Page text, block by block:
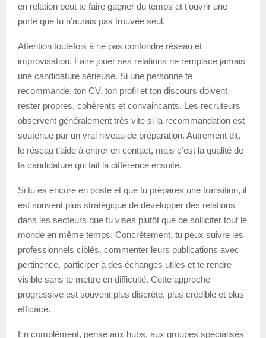
en relation peut te faire gagner du temps et t’ouvrir une
porte que tu n’aurais pas trouvée seul.
Attention toutefois à ne pas confondre réseau et
improvisation. Faire jouer ses relations ne remplace jamais
une candidature sérieuse. Si une personne te
recommande, ton CV, ton profil et ton discours doivent
rester propres, cohérents et convaincants. Les recruteurs
observent généralement très vite si la recommandation est
soutenue par un vrai niveau de préparation. Autrement dit,
le réseau t’aide à entrer en contact, mais c’est la qualité de
ta candidature qui fait la différence ensuite.
Si tu es encore en poste et que tu prépares une transition, il
est souvent plus stratégique de développer des relations
dans les secteurs que tu vises plutôt que de solliciter tout le
monde en même temps. Concrètement, tu peux suivre les
professionnels ciblés, commenter leurs publications avec
pertinence, participer à des échanges utiles et te rendre
visible sans te mettre en difficulté. Cette approche
progressive est souvent plus discrète, plus crédible et plus
efficace.
En complément, pense aux hubs, aux groupes spécialisés